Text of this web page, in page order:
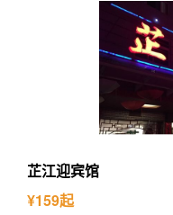
芷江迎宾馆
¥159起